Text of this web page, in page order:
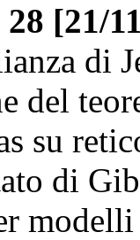
[21/
di
del
su
di